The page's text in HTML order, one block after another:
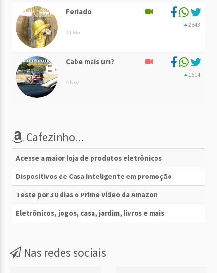
Feriado
31 Mai
2843
Cabe mais um?
4 Nov
1514
Cafezinho...
Acesse a maior loja de produtos eletrônicos
Dispositivos de Casa Inteligente em promoção
Teste por 30 dias o Prime Vídeo da Amazon
Eletrônicos, jogos, casa, jardim, livros e mais
Nas redes sociais